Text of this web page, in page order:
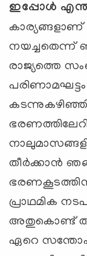
ഇപ്പോള്‍
നയച്ചതെന്ന്
രാജ്യത്തെ
തീര്‍ക്കാന്‍
പ്രാഥമിക
അതുകൊണ്ട്
ഏറെ